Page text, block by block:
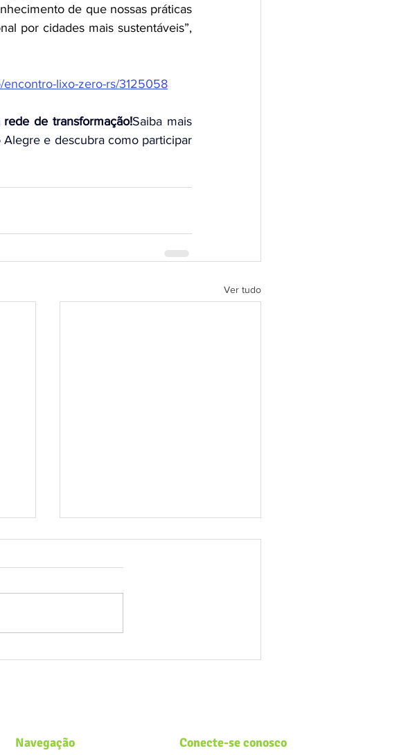
de que nossas práticas
por cidades mais sustentáveis”,
lixo-zero-rs/3125058
de transformação!Saiba mais
e descubra como participar
Ver tudo
Navegação Conecte-se conosco